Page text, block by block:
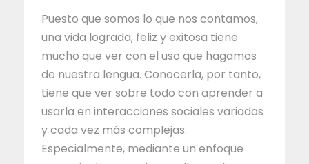
Puesto que somos lo que nos contamos,
una vida lograda, feliz y exitosa tiene
mucho que ver con el uso que hagamos
de nuestra lengua. Conocerla, por tanto,
tiene que ver sobre todo con aprender a
usarla en interacciones sociales variadas
y cada vez más complejas.
Especialmente, mediante un enfoque